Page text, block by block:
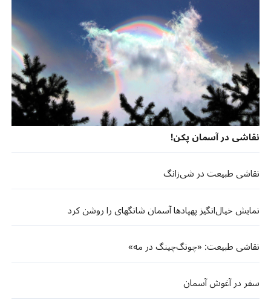
نقاشی در آسمان پکن!
نقاشی طبیعت در شی‌زانگ
نمایش خیال‌انگیز پهپادها آسمان شانگهای را روشن کرد
نقاشی طبیعت: «چونگ‌چینگ در مه»
سفر در آغوش آسمان